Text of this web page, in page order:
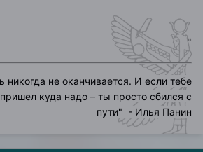
"
никогда не оканчивается. И если тебе
куда надо – ты просто сбился с
пути" - Илья Панин